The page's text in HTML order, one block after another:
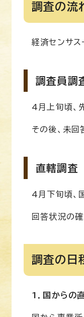
調査の流
経済センサス
調査員調
4月上旬頃、
その後、未
直轄調査
4月下旬頃、
回答状況の
調査の日
1．国からの